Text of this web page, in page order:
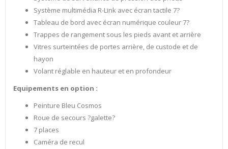
Système multimédia R-Link avec écran tactile 7?
Tableau de bord avec écran numérique couleur 7?
Trappes de rangement sous les pieds avant et arrière
Vitres surteintées de portes arrière, de custode et de
hayon
Volant réglable en hauteur et en profondeur
Equipements en option :
Peinture Bleu Cosmos
Roue de secours ?galette?
7 places
Caméra de recul